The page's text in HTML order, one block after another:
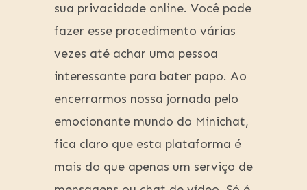
sua privacidade online. Você pode
fazer esse procedimento várias
vezes até achar uma pessoa
interessante para bater papo. Ao
encerrarmos nossa jornada pelo
emocionante mundo do Minichat,
fica claro que esta plataforma é
mais do que apenas um serviço de